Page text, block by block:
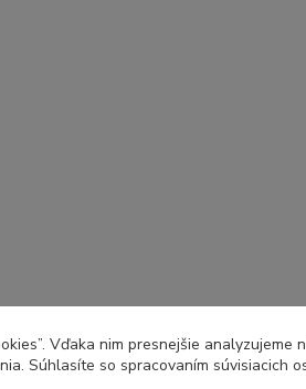
Vďaka nim presnejšie analyzujeme
Súhlasíte so spracovaním súvisiacich